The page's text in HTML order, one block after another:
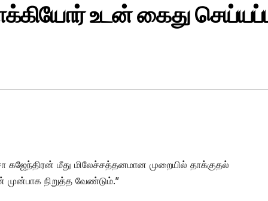
உடன் கைது
கஜேந்திரன் மீது மிலேச்சத்தனமான முறையில் தாக்குதல்
நிறுத்த வேண்டும்.”